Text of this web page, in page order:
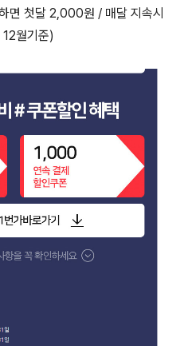
면 첫달 2,000원 / 매달 지속시
월기준)